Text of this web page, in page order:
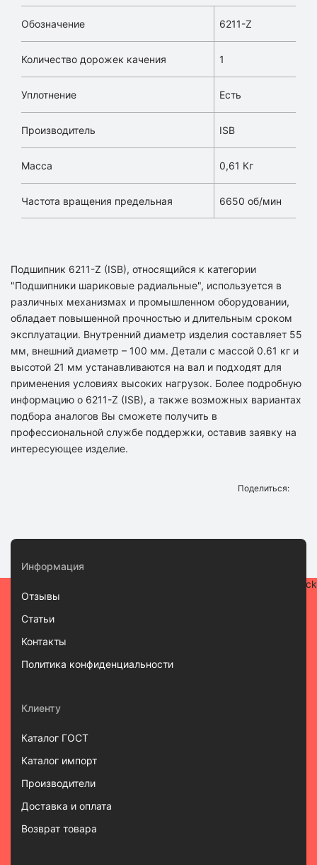
Обозначение 6211-Z
Количество дорожек качения 1
Уплотнение Есть
Производитель ISB
Масса 0,61 Кг
Частота вращения предельная 6650 об/мин
Подшипник 6211-Z (ISB), относящийся к категории
"Подшипники шариковые радиальные", используется в
различных механизмах и промышленном оборудовании,
обладает повышенной прочностью и длительным сроком
эксплуатации. Внутренний диаметр изделия составляет 55
мм, внешний диаметр – 100 мм. Детали с массой 0.61 кг и
высотой 21 мм устанавливаются на вал и подходят для
применения условиях высоких нагрузок. Более подробную
информацию о 6211-Z (ISB), а также возможных вариантах
подбора аналогов Вы сможете получить в
профессиональной службе поддержки, оставив заявку на
интересующее изделие.
Поделиться:
Информация
Отзывы
Статьи
Контакты
Политика конфиденциальности
Клиенту
Каталог ГОСТ
Каталог импорт
Производители
Доставка и оплата
Возврат товара